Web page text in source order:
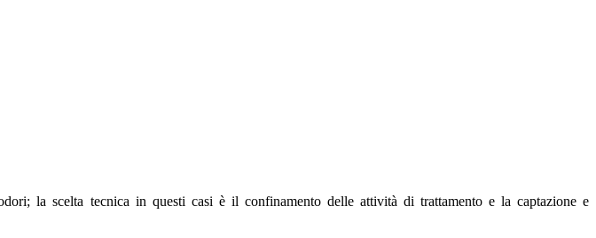
la scelta tecnica in questi casi è il confinamento delle attività di trattamento e la captazione e